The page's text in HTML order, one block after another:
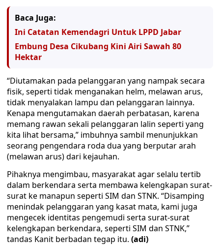
Baca Juga:
Ini Catatan Kemendagri Untuk LPPD Jabar
Embung Desa Cikubang Kini Airi Sawah 80
Hektar
“Diutamakan pada pelanggaran yang nampak secara
fisik, seperti tidak menganakan helm, melawan arus,
tidak menyalakan lampu dan pelanggaran lainnya.
Kenapa mengutamakan daerah perbatasan, karena
memang rawan sekali pelanggaran lalin seperti yang
kita lihat bersama,” imbuhnya sambil menunjukkan
seorang pengendara roda dua yang berputar arah
(melawan arus) dari kejauhan.
Pihaknya mengimbau, masyarakat agar selalu tertib
dalam berkendara serta membawa kelengkapan surat-
surat ke manapun seperti SIM dan STNK. “Disamping
menindak pelanggaran yang kasat mata, kami juga
mengecek identitas pengemudi serta surat-surat
kelengkapan berkendara, seperti SIM dan STNK,”
tandas Kanit berbadan tegap itu. (adi)